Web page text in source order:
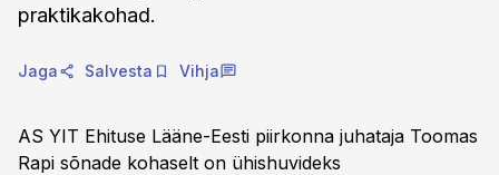
praktikakohad.
Jaga Salvesta Vihja
AS YIT Ehituse Lääne-Eesti piirkonna juhataja Toomas
Rapi sõnade kohaselt on ühishuvideks